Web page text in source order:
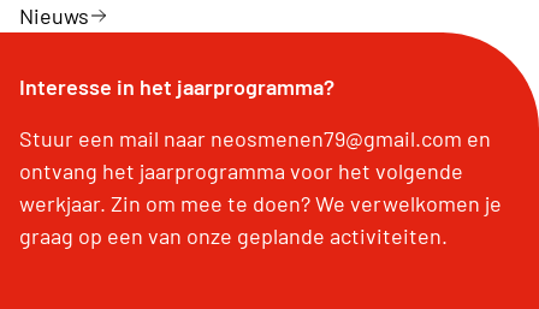
Nieuws
Interesse in het jaarprogramma?
Stuur een mail naar neosmenen79@gmail.com en
ontvang het jaarprogramma voor het volgende
werkjaar. Zin om mee te doen? We verwelkomen je
graag op een van onze geplande activiteiten.